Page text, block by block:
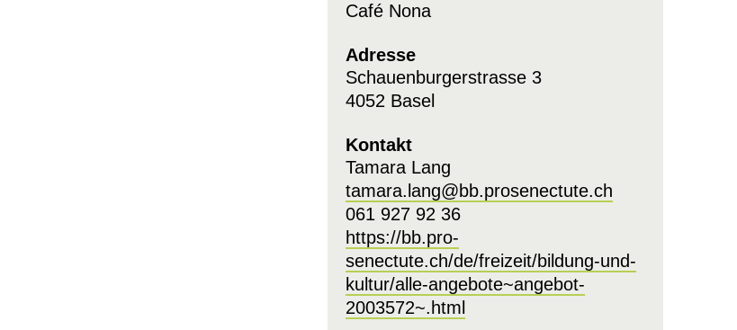
Café Nona
Adresse
Schauenburgerstrasse 3
4052 Basel
Kontakt
Tamara Lang
tamara.lang@bb.prosenectute.ch
061 927 92 36
https://bb.pro-
senectute.ch/de/freizeit/bildung-und-
kultur/alle-angebote~angebot-
2003572~.html